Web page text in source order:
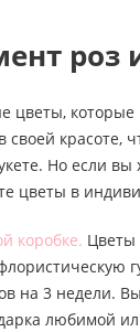
роз
цветы, которые
своей красоте,
Но если вы
цветы в
коробке. Цветы
на 3 недели.
любимой